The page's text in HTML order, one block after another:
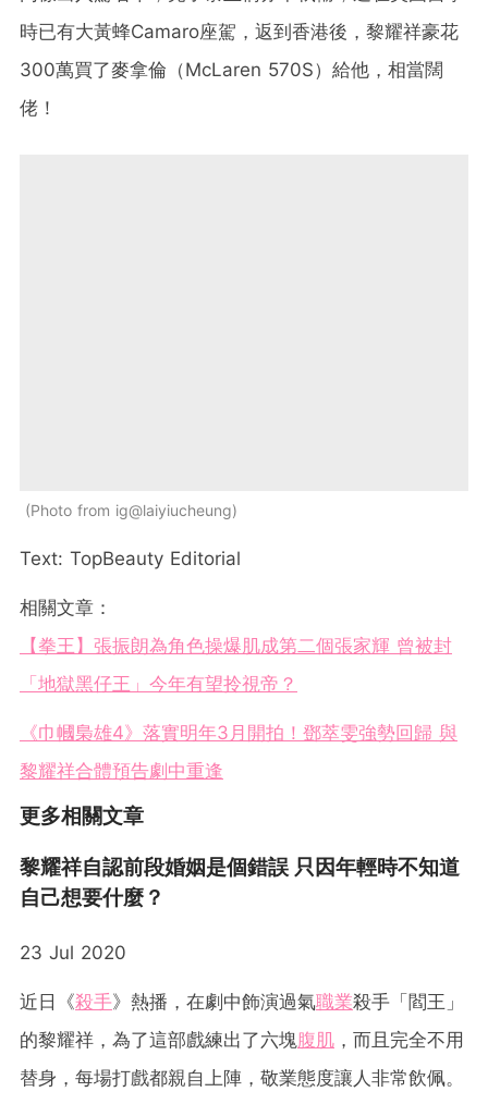
時已有大黃蜂Camaro座駕，返到香港後，黎耀祥豪花
300萬買了麥拿倫（McLaren 570S）給他，相當闊
佬！
Photo from ig@laiyiucheung
Text: TopBeauty Editorial
相關文章：
【拳王】張振朗為角色操爆肌成第二個張家輝 曾被封
「地獄黑仔王」今年有望拎視帝？
《巾幗梟雄4》落實明年3月開拍！鄧萃雯強勢回歸 與
黎耀祥合體預告劇中重逢
更多相關文章
黎耀祥自認前段婚姻是個錯誤 只因年輕時不知道
自己想要什麼？
23 Jul 2020
近日《殺手》熱播，在劇中飾演過氣職業殺手「閻王」
的黎耀祥，為了這部戲練出了六塊腹肌 ，而且完全不用
替身，每場打戲都親自上陣，敬業態度讓人非常飲佩。